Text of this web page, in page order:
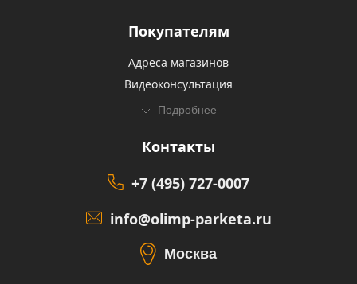
Покупателям
Адреса магазинов
Видеоконсультация
Подробнее
Контакты
+7 (495) 727-0007
info@olimp-parketa.ru
Москва